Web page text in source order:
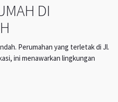
DI
Perumahan yang terletak di Jl.
ini menawarkan lingkungan